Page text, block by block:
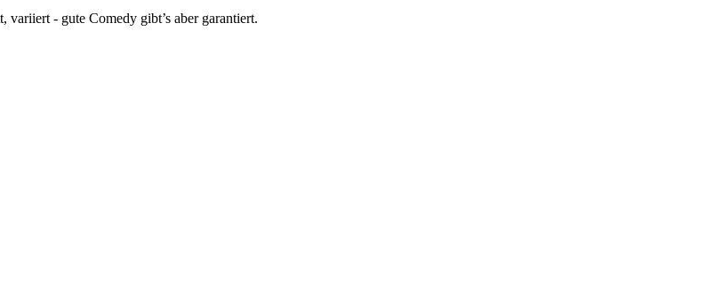
variiert - gute Comedy gibt’s aber garantiert.